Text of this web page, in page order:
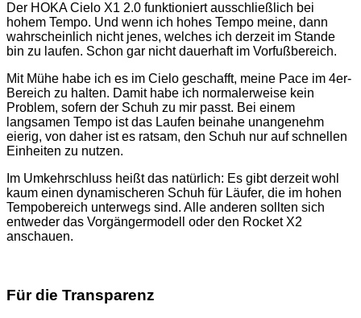
Der HOKA Cielo X1 2.0 funktioniert ausschließlich bei
hohem Tempo. Und wenn ich hohes Tempo meine, dann
wahrscheinlich nicht jenes, welches ich derzeit im Stande
bin zu laufen. Schon gar nicht dauerhaft im Vorfußbereich.
Mit Mühe habe ich es im Cielo geschafft, meine Pace im 4er-
Bereich zu halten. Damit habe ich normalerweise kein
Problem, sofern der Schuh zu mir passt. Bei einem
langsamen Tempo ist das Laufen beinahe unangenehm
eierig, von daher ist es ratsam, den Schuh nur auf schnellen
Einheiten zu nutzen.
Im Umkehrschluss heißt das natürlich: Es gibt derzeit wohl
kaum einen dynamischeren Schuh für Läufer, die im hohen
Tempobereich unterwegs sind. Alle anderen sollten sich
entweder das Vorgängermodell oder den Rocket X2
anschauen.
Für die Transparenz